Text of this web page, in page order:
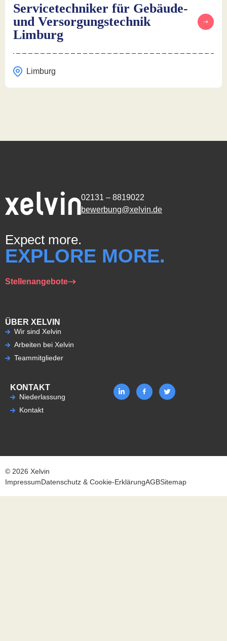
Servicetechniker für Gebäude-
und Versorgungstechnik
Limburg
Limburg
02131 – 8819022
bewerbung@xelvin.de
Expect more.
EXPLORE MORE.
Stellenangebote
ÜBER XELVIN
Wir sind Xelvin
Arbeiten bei Xelvin
Teammitglieder
KONTAKT
Niederlassung
Kontakt
© 2026 Xelvin
ImpressumDatenschutz & Cookie-ErklärungAGBSitemap